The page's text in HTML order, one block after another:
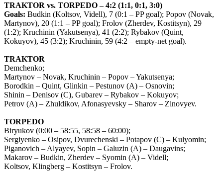
TRAKTOR vs. TORPEDO – 4:2 (1:1, 0:1, 3:0)
Goals: Budkin (Koltsov, Videll), 7 (0:1 – PP goal); Popov (Novak,
Martynov), 20 (1:1 – PP goal); Frolov (Zherdev, Kostitsyn), 29
(1:2); Kruchinin (Yakutsenya), 41 (2:2); Rybakov (Quint,
Kokuyov), 45 (3:2); Kruchinin, 59 (4:2 – empty-net goal).
TRAKTOR
Demchenko;
Martynov – Novak, Kruchinin – Popov – Yakutsenya;
Borodkin – Quint, Glinkin – Pestunov (A) – Osnovin;
Shinin – Denisov (C), Gubarev – Rybakov – Kokuyov;
Petrov (A) – Zhuldikov, Afonasyevsky – Sharov – Zinovyev.
TORPEDO
Biryukov (0:00 – 58:55, 58:58 – 60:00);
Sergiyenko – Osipov, Dvurechenski – Potapov (C) – Kulyomin;
Piganovich – Alyayev, Sopin – Galuzin (A) – Daugavins;
Makarov – Budkin, Zherdev – Syomin (A) – Videll;
Koltsov, Klingberg – Kostitsyn – Frolov.